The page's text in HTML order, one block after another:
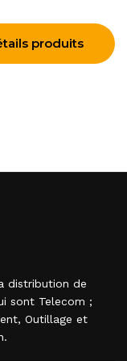
produits
distribution de
sont Telecom ;
Outillage et